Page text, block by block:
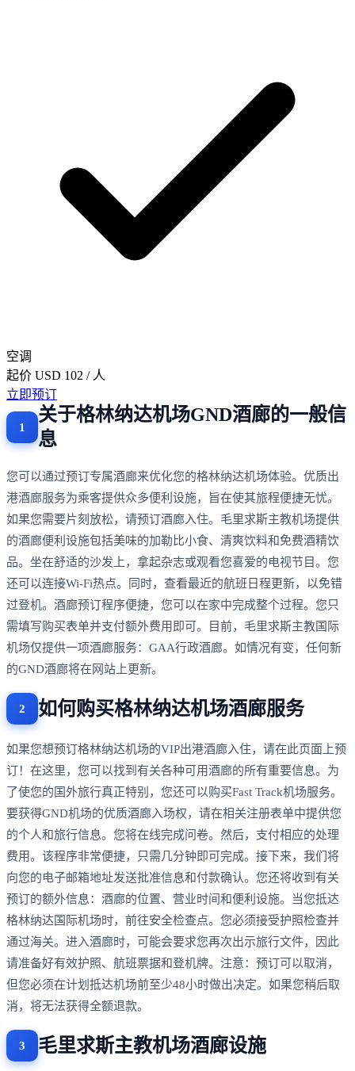
空调
起价 USD 102 / 人
立即预订
关于格林纳达机场GND酒廊的一般信
息
您可以通过预订专属酒廊来优化您的格林纳达机场体验。优质出
港酒廊服务为乘客提供众多便利设施，旨在使其旅程便捷无忧。
如果您需要片刻放松，请预订酒廊入住。毛里求斯主教机场提供
的酒廊便利设施包括美味的加勒比小食、清爽饮料和免费酒精饮
品。坐在舒适的沙发上，拿起杂志或观看您喜爱的电视节目。您
还可以连接Wi-Fi热点。同时，查看最近的航班日程更新，以免错
过登机。酒廊预订程序便捷，您可以在家中完成整个过程。您只
需填写购买表单并支付额外费用即可。目前，毛里求斯主教国际
机场仅提供一项酒廊服务：GAA行政酒廊。如情况有变，任何新
的GND酒廊将在网站上更新。
如何购买格林纳达机场酒廊服务
如果您想预订格林纳达机场的VIP出港酒廊入住，请在此页面上预
订！在这里，您可以找到有关各种可用酒廊的所有重要信息。为
了使您的国外旅行真正特别，您还可以购买Fast Track机场服务。
要获得GND机场的优质酒廊入场权，请在相关注册表单中提供您
的个人和旅行信息。您将在线完成问卷。然后，支付相应的处理
费用。该程序非常便捷，只需几分钟即可完成。接下来，我们将
向您的电子邮箱地址发送批准信息和付款确认。您还将收到有关
预订的额外信息：酒廊的位置、营业时间和便利设施。当您抵达
格林纳达国际机场时，前往安全检查点。您必须接受护照检查并
通过海关。进入酒廊时，可能会要求您再次出示旅行文件，因此
请准备好有效护照、航班票据和登机牌。注意：预订可以取消，
但您必须在计划抵达机场前至少48小时做出决定。如果您稍后取
消，将无法获得全额退款。
毛里求斯主教机场酒廊设施